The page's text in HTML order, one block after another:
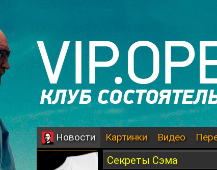
Новости Картинки Видео
Секреты Сэма